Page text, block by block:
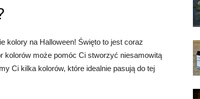
kolory na Halloween! Święto to jest coraz
kolorów może pomóc Ci stworzyć niesamowitą
Ci kilka kolorów, które idealnie pasują do tej